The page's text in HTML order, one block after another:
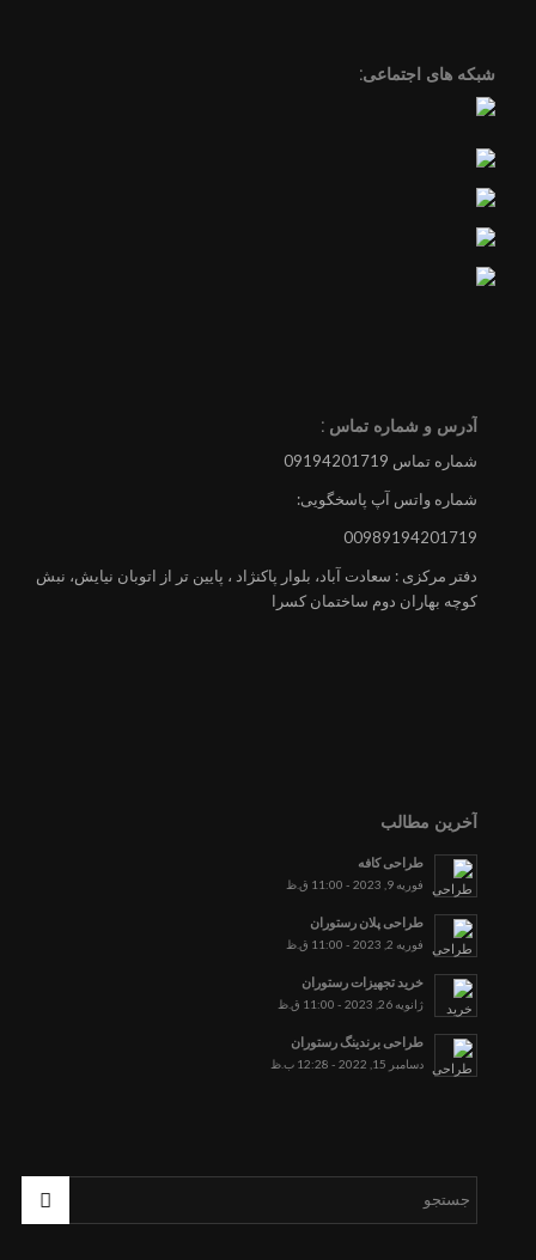
شبکه های اجتماعی:
آدرس و شماره تماس :
شماره تماس 09194201719
شماره واتس آپ پاسخگویی:
00989194201719
دفتر مرکزی : سعادت آباد، بلوار پاکنژاد ، پایین تر از اتوبان نیایش، نبش
کوچه بهاران دوم ساختمان کسرا
آخرین مطالب
طراحی کافه
فوریه 9, 2023 - 11:00 ق.ظ
طراحی پلان رستوران
فوریه 2, 2023 - 11:00 ق.ظ
خرید تجهیزات رستوران
ژانویه 26, 2023 - 11:00 ق.ظ
طراحی برندینگ رستوران
دسامبر 15, 2022 - 12:28 ب.ظ